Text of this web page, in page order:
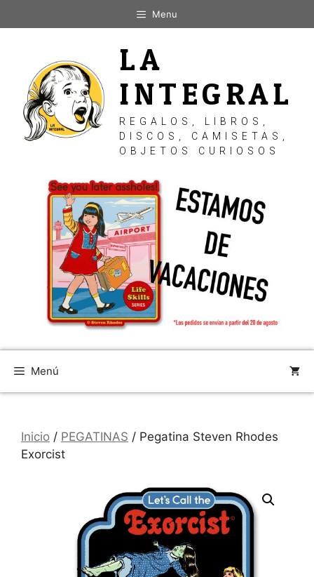
al
Menu
LA
INTEGRAL
REGALOS, LIBROS,
DISCOS, CAMISETAS,
OBJETOS CURIOSOS
Menú
Inicio / PEGATINAS / Pegatina Steven Rhodes
Exorcist